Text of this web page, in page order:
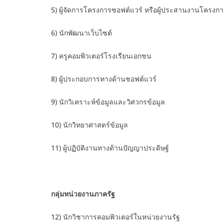
5) ผู้จัดการโครงการซอฟต์แวร์ หรือผู้ประสานงานโครงก
6) นักพัฒนาเว็บไซต์
7) ครูคอมพิวเตอร์โรงเรียนเอกชน
8) ผู้ประกอบการทางด้านชอฟต์แวร์
9) นักวิเคราะห์ข้อมูลและวิศวกรข้อมูล
10) นักวิทยาศาสตร์ข้อมูล
11) ผู้ปฏิบัติงานทางด้านปัญญาประดิษฐ์
กลุ่มหน่วยงานภาครัฐ
12) นักวิชาการคอมพิวเตอร์ในหน่วยงานรัฐ